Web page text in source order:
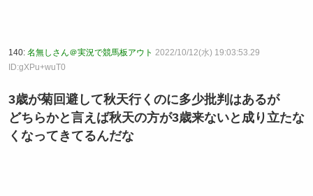
140: 名無しさん＠実況で競馬板アウト 2022/10/12(水) 19:03:53.29
ID:gXPu+wuT0
3歳が菊回避して秋天行くのに多少批判はあるが
どちらかと言えば秋天の方が3歳来ないと成り立たな
くなってきてるんだな